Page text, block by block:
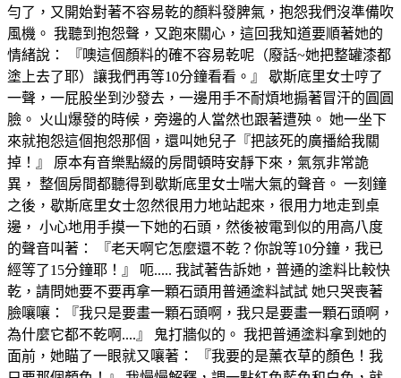
勻了，又開始對著不容易乾的顏料發脾氣，抱怨我們沒準備吹
風機。 我聽到抱怨聲，又跑來關心，這回我知道要順著她的
情緒說： 『噢這個顏料的確不容易乾呢（廢話~她把整罐漆都
塗上去了耶）讓我們再等10分鐘看看。』 歇斯底里女士哼了
一聲，一屁股坐到沙發去，一邊用手不耐煩地搧著冒汗的圓圓
臉。 火山爆發的時候，旁邊的人當然也跟著遭殃。 她一坐下
來就抱怨這個抱怨那個，還叫她兒子『把該死的廣播給我關
掉！』 原本有音樂點綴的房間頓時安靜下來，氣氛非常詭
異， 整個房間都聽得到歇斯底里女士喘大氣的聲音。 一刻鐘
之後，歇斯底里女士忽然很用力地站起來，很用力地走到桌
邊， 小心地用手摸一下她的石頭，然後被電到似的用高八度
的聲音叫著： 『老天啊它怎麼還不乾？你說等10分鐘，我已
經等了15分鐘耶！』 呃..... 我試著告訴她，普通的塗料比較快
乾，請問她要不要再拿一顆石頭用普通塗料試試 她只哭喪著
臉嚷嚷：『我只是要畫一顆石頭啊，我只是要畫一顆石頭啊，
為什麼它都不乾啊....』 鬼打牆似的。 我把普通塗料拿到她的
面前，她瞄了一眼就又嚷著： 『我要的是薰衣草的顏色！我